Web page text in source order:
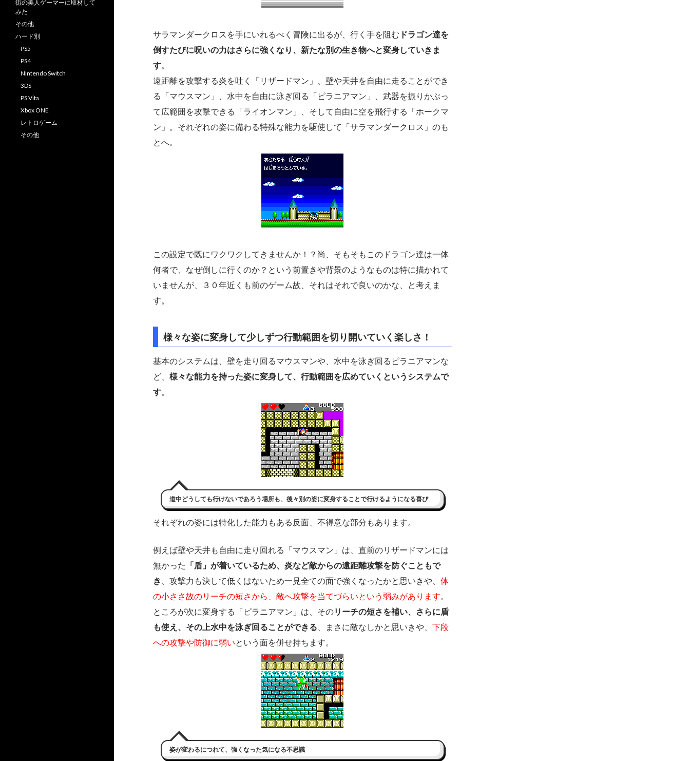
サラマンダークロスを手にいれるべく冒険に出るが、行く手を阻む ドラゴン達を
倒すたびに呪いの力はさらに強くなり、新たな別の生き物へと変身していきま
す。
遠距離を攻撃する炎を吐く「リザードマン」、壁や天井を自由に走ることができ
る「マウスマン」、水中を自由に泳ぎ回る「ピラニアマン」、武器を振りかぶっ
て広範囲を攻撃できる「ライオンマン」、そして自由に空を飛行する「ホークマ
ン」。それぞれの姿に備わる特殊な能力を駆使して「サラマンダークロス」のも
とへ。
この設定で既にワクワクしてきませんか！？尚、そもそもこのドラゴン達は一体
何者で、なぜ倒しに行くのか？という前置きや背景のようなものは特に描かれて
いませんが、３０年近くも前のゲーム故、それはそれで良いのかな、と考えま
す。
様々な姿に変身して少しずつ行動範囲を切り開いていく楽しさ！
基本のシステムは、壁を走り回るマウスマンや、水中を泳ぎ回るピラニアマンな
ど、 様々な能力を持った姿に変身して、行動範囲を広めていくというシステムで
す。
道中どうしても行けないであろう場所も、後々別の姿に変身することで行けるようになる喜び
それぞれの姿には特化した能力もある反面、不得意な部分もあります。
例えば壁や天井も自由に走り回れる「マウスマン」は、直前のリザードマンには
無かった 「盾」が着いているため、炎など敵からの遠距離攻撃を防ぐこともで
き 、攻撃力も決して低くはないため一見全ての面で強くなったかと思いきや、 体
の小ささ故のリーチの短さから、敵へ攻撃を当てづらいという弱みがあります。
ところが次に変身する「ピラニアマン」は、そのリーチの短さを補い、さらに盾
も使え、その上水中を泳ぎ回ることができる 、まさに敵なしかと思いきや、 下段
への攻撃や防御に弱いという面を併せ持ちます。
姿が変わるにつれて、強くなった気になる不思議
街の美人ゲーマーに取材して
みた
その他
ハード別
PS5
PS4
Nintendo Switch
3DS
PS Vita
Xbox ONE
レトロゲーム
その他